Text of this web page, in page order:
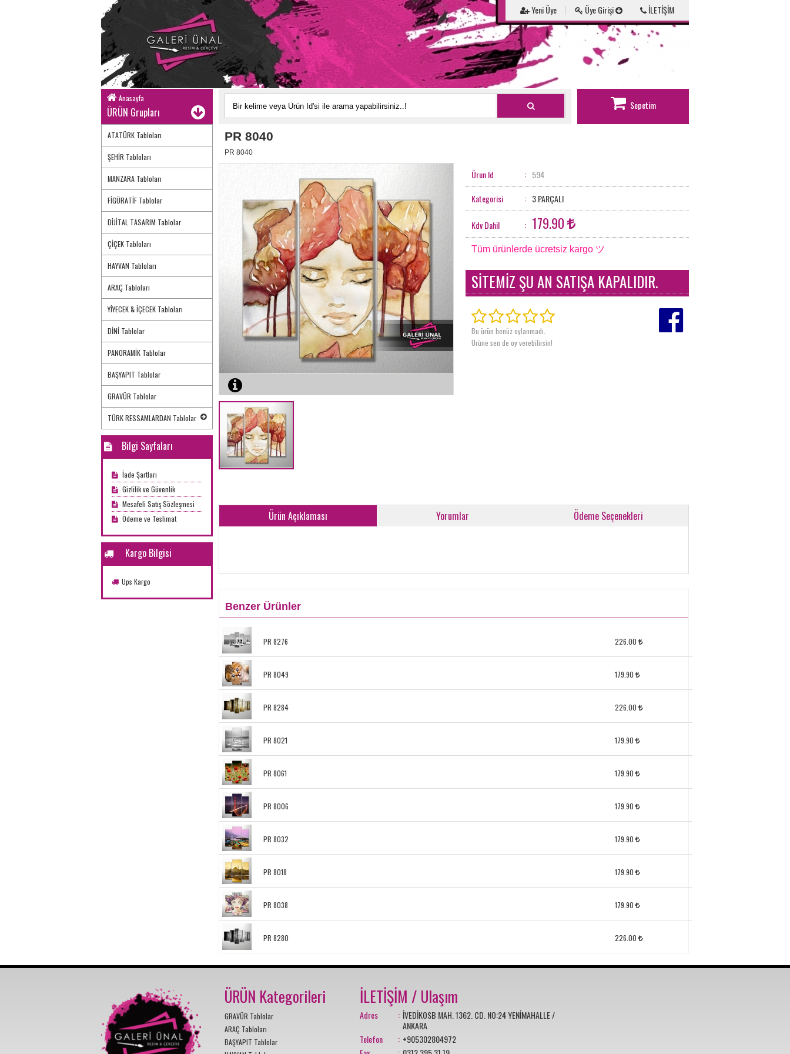
Yeni Üye Üye Girişi İLETİŞİM
Anasayfa
ÜRÜN Grupları
Sepetim
ATATÜRK Tabloları
ŞEHİR Tabloları
MANZARA Tabloları
FİGÜRATİF Tablolar
DİJİTAL TASARIM Tablolar
ÇİÇEK Tabloları
HAYVAN Tabloları
ARAÇ Tabloları
YİYECEK & İÇECEK Tabloları
DİNİ Tablolar
PANORAMİK Tablolar
BAŞYAPIT Tablolar
GRAVÜR Tablolar
TÜRK RESSAMLARDAN Tablolar
Bilgi Sayfaları
İade Şartları
Gizlilik ve Güvenlik
Mesafeli Satış Sözleşmesi
Ödeme ve Teslimat
Kargo Bilgisi
Ups Kargo
PR 8040
PR 8040
Ürun Id : 594
Kategorisi
: 3 PARÇALI
Kdv Dahil : 179.90
Tüm ürünlerde ücretsiz kargo ツ
SİTEMİZ ŞU AN SATIŞA KAPALIDIR.
Bu ürün henüz oylanmadı.
Ürüne sen de oy verebilirsin!
Ürün Açıklaması Yorumlar Ödeme Seçenekleri
Benzer Ürünler
PR 8276 226.00
PR 8049 179.90
PR 8284 226.00
PR 8021 179.90
PR 8061 179.90
PR 8006 179.90
PR 8032 179.90
PR 8018 179.90
PR 8038 179.90
PR 8280 226.00
ÜRÜN Kategorileri
GRAVÜR Tablolar
ARAÇ Tabloları
BAŞYAPIT Tablolar
İLETİŞİM / Ulaşım
Adres : İVEDİKOSB MAH. 1362. CD. NO:24 YENİMAHALLE /
ANKARA
Telefon
: +905302804972